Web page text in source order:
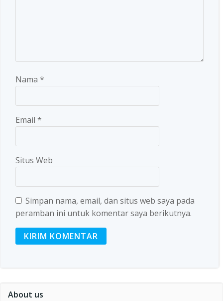
Nama *
Email *
Situs Web
Simpan nama, email, dan situs web saya pada
peramban ini untuk komentar saya berikutnya.
About us